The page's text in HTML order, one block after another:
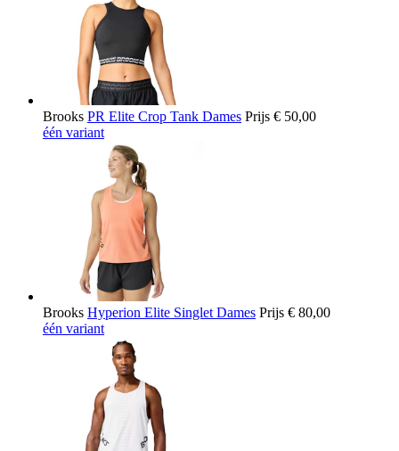
Brooks PR Elite Crop Tank Dames Prijs € 50,00
één variant
Brooks Hyperion Elite Singlet Dames Prijs € 80,00
één variant